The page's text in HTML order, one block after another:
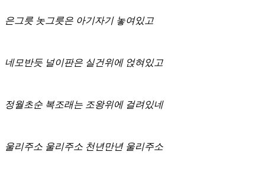
은그릇 놋그릇은 아기자기 놓여있고
네모반듯 널이판은 실건위에 얹혀있고
정월초순 복조래는 조왕위에 걸려있네
울리주소 울리주소 천년만년 울리주소